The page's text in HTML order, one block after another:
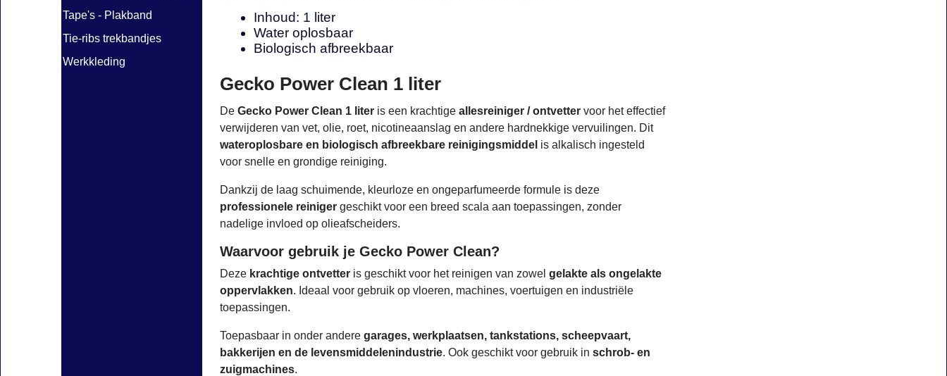
Tape's - Plakband
Tie-ribs trekbandjes
Werkkleding
Inhoud: 1 liter
Water oplosbaar
Biologisch afbreekbaar
Gecko Power Clean 1 liter
De Gecko Power Clean 1 liter is een krachtige allesreiniger / ontvetter voor het effectief
verwijderen van vet, olie, roet, nicotineaanslag en andere hardnekkige vervuilingen. Dit
wateroplosbare en biologisch afbreekbare reinigingsmiddel is alkalisch ingesteld
voor snelle en grondige reiniging.
Dankzij de laag schuimende, kleurloze en ongeparfumeerde formule is deze
professionele reiniger geschikt voor een breed scala aan toepassingen, zonder
nadelige invloed op olieafscheiders.
Waarvoor gebruik je Gecko Power Clean?
Deze krachtige ontvetter is geschikt voor het reinigen van zowel gelakte als ongelakte
oppervlakken. Ideaal voor gebruik op vloeren, machines, voertuigen en industriële
toepassingen.
Toepasbaar in onder andere garages, werkplaatsen, tankstations, scheepvaart,
bakkerijen en de levensmiddelenindustrie. Ook geschikt voor gebruik in schrob- en
zuigmachines.